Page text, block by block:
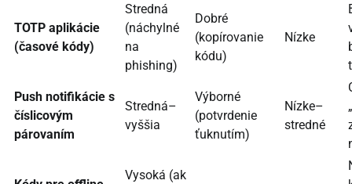
TOTP aplikácie
(časové kódy)
Stredná
(náchylné
na
phishing)
Dobré
(kopírovanie
kódu)
Nízke
Push notifikácie s
číslicovým
párovaním
Stredná–
vyššia
Výborné
(potvrdenie
ťuknutím)
Nízke–
stredné
Vysoká (ak